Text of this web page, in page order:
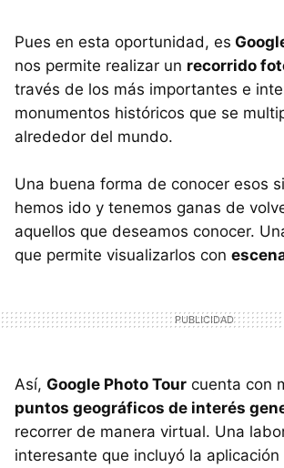
Pues en esta oportunidad, es
nos permite realizar un recorrido
través de los más importantes e
monumentos históricos que se
alrededor del mundo.
Una buena forma de conocer esos
hemos ido y tenemos ganas de
aquellos que deseamos conocer.
que permite visualizarlos con
Así, Google Photo Tour cuenta con
puntos geográficos de interés
recorrer de manera virtual. Una
interesante que incluyó la